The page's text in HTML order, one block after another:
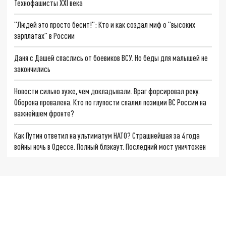
Технофашисты XXI века
"Людей это просто бесит!": Кто и как создал миф о "высоких
зарплатах" в России
Даня с Дашей спаслись от боевиков ВСУ. Но беды для малышей не
закончились
Новости сильно хуже, чем докладывали. Враг форсировал реку.
Оборона провалена. Кто по глупости спалил позиции ВС России на
важнейшем фронте?
Как Путин ответил на ультиматум НАТО? Страшнейшая за 4 года
войны ночь в Одессе. Полный блэкаут. Последний мост уничтожен